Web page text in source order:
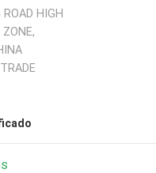
HIGH